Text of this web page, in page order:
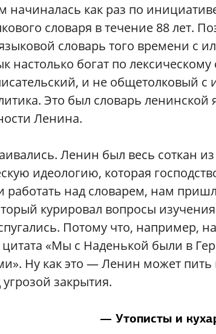
начиналась как раз по
словаря в течение 88 лет.
словарь того времени с
настолько богат по лексическому
и не общетолковый
Это был словарь
Ленина.
Ленин был весь соткан
идеологию, которая
работать над словарем, нам
курировал вопросы
Потому что, например,
цитата «Мы с Наденькой были в
Ну как это — Ленин может пить
закрытия.
— Утописты и